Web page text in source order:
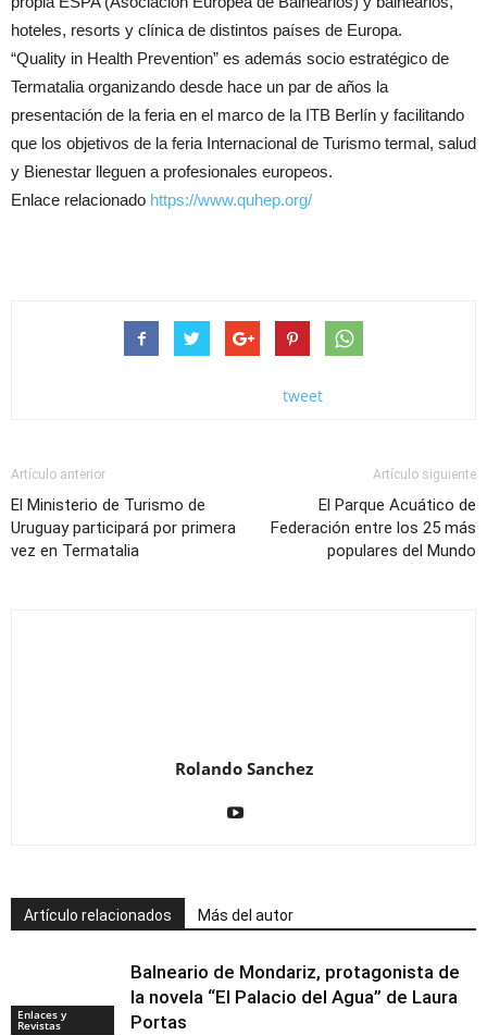
hoteles, resorts y clínica de distintos países de Europa.
“Quality in Health Prevention” es además socio estratégico de
Termatalia organizando desde hace un par de años la
presentación de la feria en el marco de la ITB Berlín y facilitando
que los objetivos de la feria Internacional de Turismo termal, salud
y Bienestar lleguen a profesionales europeos.
Enlace relacionado https://www.quhep.org/
tweet
Artículo anterior
El Ministerio de Turismo de
Uruguay participará por primera
vez en Termatalia
Artículo siguiente
El Parque Acuático de
Federación entre los 25 más
populares del Mundo
Rolando Sanchez
Artículo relacionados Más del autor
Enlaces y
Revistas
Balneario de Mondariz, protagonista de
la novela “El Palacio del Agua” de Laura
Portas